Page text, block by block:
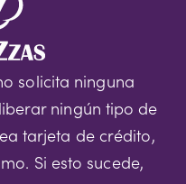
solicita ninguna
ningún tipo de
tarjeta de crédito,
Si esto sucede,